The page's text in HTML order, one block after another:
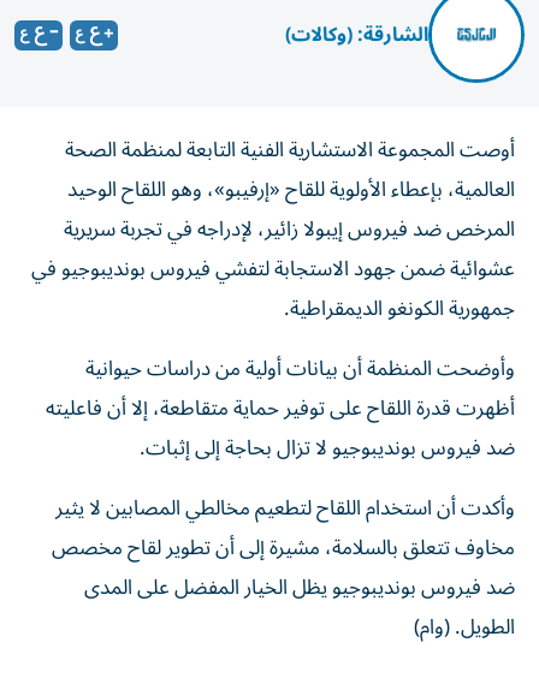
الشارقة: (وكالات)
أوصت المجموعة الاستشارية الفنية التابعة لمنظمة الصحة
العالمية، بإعطاء الأولوية للقاح «إرفيبو»، وهو اللقاح الوحيد
المرخص ضد فيروس إيبولا زائير، لإدراجه في تجربة سريرية
عشوائية ضمن جهود الاستجابة لتفشي فيروس بونديبوجيو في
جمهورية الكونغو الديمقراطية.
وأوضحت المنظمة أن بيانات أولية من دراسات حيوانية
أظهرت قدرة اللقاح على توفير حماية متقاطعة، إلا أن فاعليته
ضد فيروس بونديبوجيو لا تزال بحاجة إلى إثبات.
وأكدت أن استخدام اللقاح لتطعيم مخالطي المصابين لا يثير
مخاوف تتعلق بالسلامة، مشيرة إلى أن تطوير لقاح مخصص
ضد فيروس بونديبوجيو يظل الخيار المفضل على المدى
الطويل. (وام)